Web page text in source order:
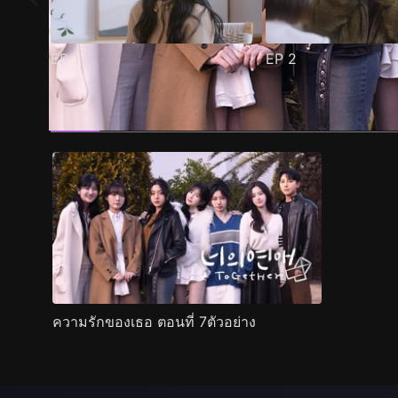
EP1 EP 2
ตัวอย่าง ภาพนิ่ง เนื้อหาที่แนะนำ รายละเอียด
ความรักของเธอ ตอนที่ 7ตัวอย่าง